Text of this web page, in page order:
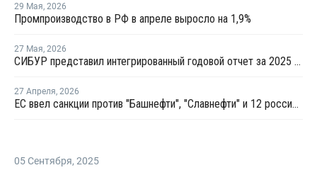
29 Мая, 2026
Промпроизводство в РФ в апреле выросло на 1,9%
27 Мая, 2026
СИБУР представил интегрированный годовой отчет за 2025 год
27 Апреля, 2026
ЕС ввел санкции против "Башнефти", "Славнефти" и 12 российских НПЗ
05 Сентября, 2025